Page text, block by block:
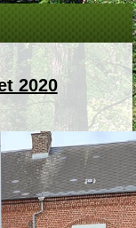
2020